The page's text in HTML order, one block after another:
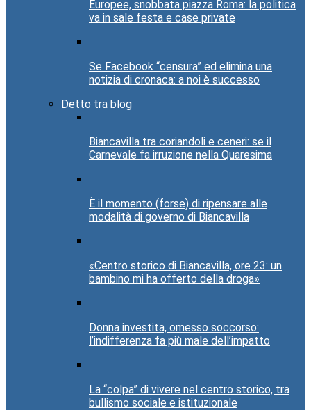
Europee, snobbata piazza Roma: la politica
va in sale festa e case private
Se Facebook “censura” ed elimina una
notizia di cronaca: a noi è successo
Detto tra blog
Biancavilla tra coriandoli e ceneri: se il
Carnevale fa irruzione nella Quaresima
È il momento (forse) di ripensare alle
modalità di governo di Biancavilla
«Centro storico di Biancavilla, ore 23: un
bambino mi ha offerto della droga»
Donna investita, omesso soccorso:
l’indifferenza fa più male dell’impatto
La “colpa” di vivere nel centro storico, tra
bullismo sociale e istituzionale